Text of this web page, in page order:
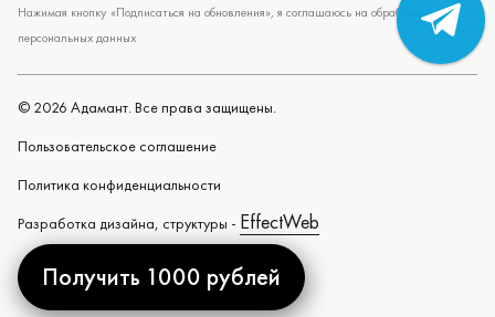
Нажимая кнопку «Подписаться на обновления», я соглашаюсь на обработку
персональных данных
© 2026 Адамант. Все права защищены.
Пользовательское cоглашение
Политика конфиденциальности
Разработка дизайна, структуры - EffectWeb
Created by
Получить 1000 рублей